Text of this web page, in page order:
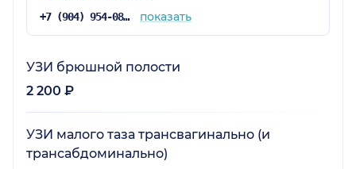
+7 (904) 954-08-32 показать
УЗИ брюшной полости
2 200 ₽
УЗИ малого таза трансвагинально (и
трансабдоминально)